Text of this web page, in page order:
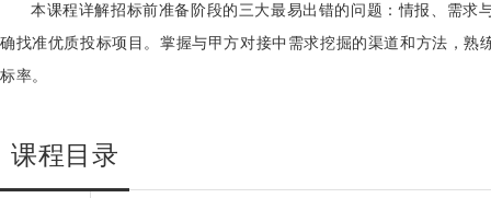
本课程详解招标前准备阶段的三大最易出错的问题：情报、需
确找准优质投标项目。掌握与甲方对接中需求挖掘的渠道和方法，
标率。
课程目录